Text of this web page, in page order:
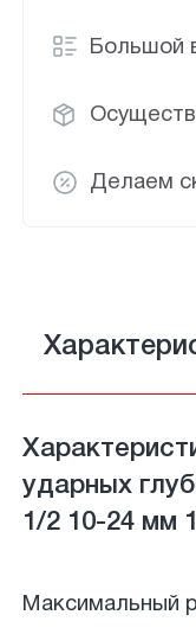
Большой
Делаем
ударных
1/2 10-24 мм
Максимальный